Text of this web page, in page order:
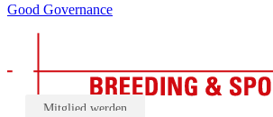
Good Governance
Mitglied werden